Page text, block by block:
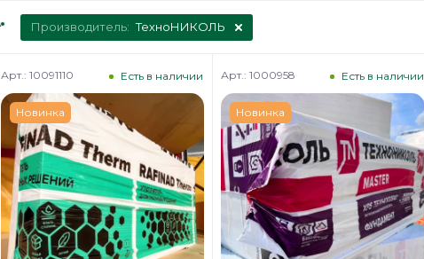
Производитель: ТехноНИКОЛЬ
Новинка
Есть в наличии
Арт.: 10091110
Новинка
Есть в наличии
Арт.: 1000958